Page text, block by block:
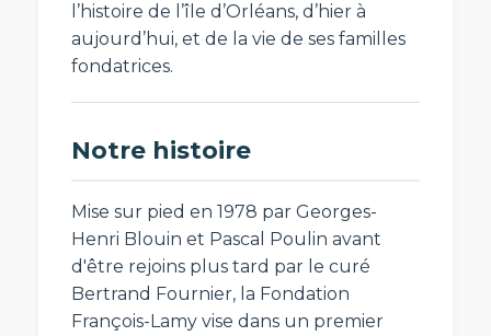
l’histoire de l’île d’Orléans, d’hier à
aujourd’hui, et de la vie de ses familles
fondatrices.
Notre histoire
Mise sur pied en 1978 par Georges-
Henri Blouin et Pascal Poulin avant
d'être rejoins plus tard par le curé
Bertrand Fournier, la Fondation
François-Lamy vise dans un premier